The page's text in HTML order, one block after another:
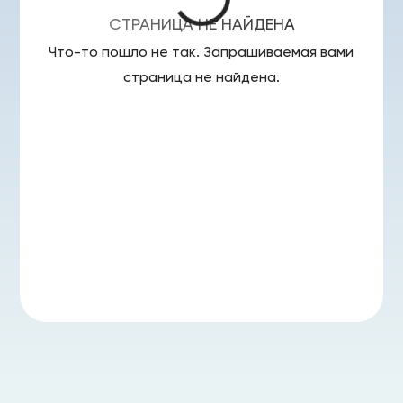
СТРАНИЦА НЕ НАЙДЕНА
Что-то пошло не так. Запрашиваемая вами
страница не найдена.